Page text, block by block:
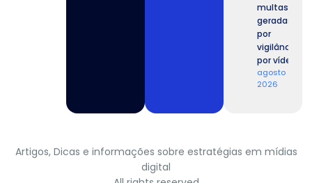
multas
geradas
por
vigilância
por vídeo.
agosto 4,
2026
Artigos, Dicas e informações sobre estratégias em mídias
digital